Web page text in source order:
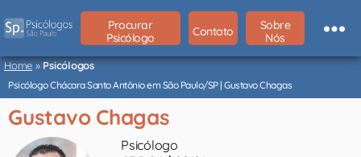
São
Paulo
Procurar
Psicólogo
Contato
Sobre
Nós
Home»Psicólogos
Psicólogo Chácara Santo Antônio em São Paulo/SP | Gustavo Chagas
Gustavo Chagas
Psicólogo